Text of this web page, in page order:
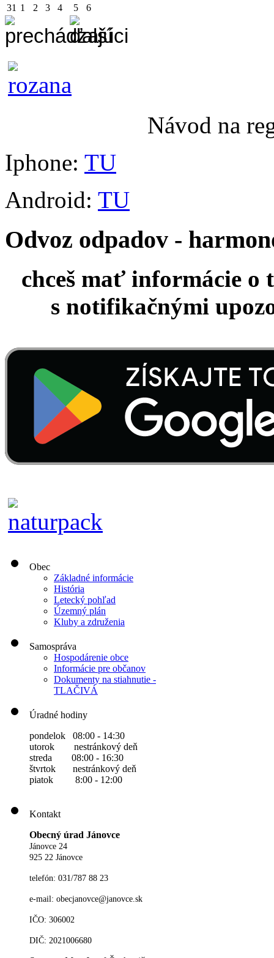
31 1 2 3 4 5 6
Návod na
Iphone: TU
Android: TU
Odvoz odpadov -
chceš mať informácie o
s notifikačnými
Obec
Základné informácie
História
Letecký pohľad
Územný plán
Kluby a združenia
Samospráva
Hospodárenie obce
Informácie pre občanov
Dokumenty na stiahnutie -
TLAČIVÁ
Úradné hodiny
pondelok 08:00 - 14:30
utorok nestránkový deň
streda 08:00 - 16:30
štvrtok nestránkový deň
piatok 8:00 - 12:00
Kontakt
Obecný úrad Jánovce
Jánovce 24
925 22 Jánovce
telefón: 031/787 88 23
e-mail: obecjanovce@janovce.sk
IČO: 306002
DIČ: 2021006680